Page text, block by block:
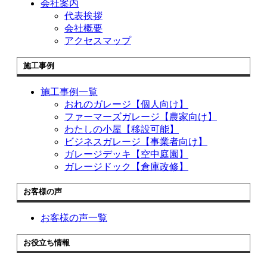
会社案内
代表挨拶
会社概要
アクセスマップ
施工事例
施工事例一覧
おれのガレージ【個人向け】
ファーマーズガレージ【農家向け】
わたしの小屋【移設可能】
ビジネスガレージ【事業者向け】
ガレージデッキ【空中庭園】
ガレージドック【倉庫改修】
お客様の声
お客様の声一覧
お役立ち情報